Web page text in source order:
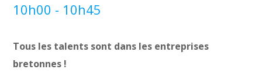
10h00 - 10h45
Tous les talents sont dans les entreprises
bretonnes !